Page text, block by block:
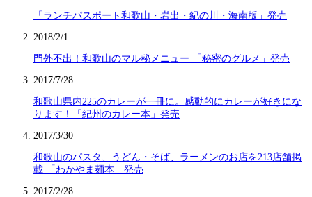
「ランチパスポート和歌山・岩出・紀の川・海南版」発売
2018/2/1
門外不出！和歌山のマル秘メニュー 「秘密のグルメ」発売
2017/7/28
和歌山県内225のカレーが一冊に。感動的にカレーが好きにな
ります！「紀州のカレー本」発売
2017/3/30
和歌山のパスタ、うどん・そば、ラーメンのお店を213店舗掲
載 「わかやま麺本」発売
2017/2/28